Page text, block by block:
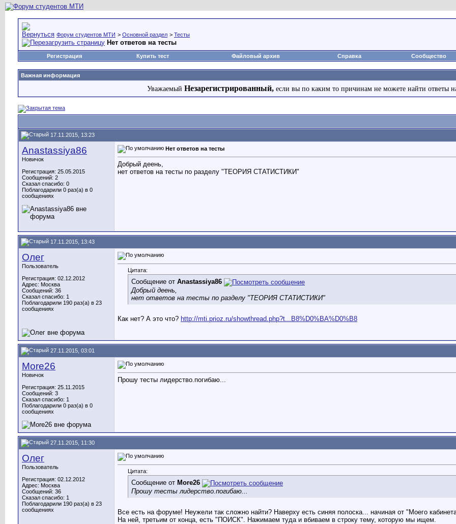
Форум студентов МТИ > Основной раздел > Тесты
Нет ответов на тесты
Регистрация Купить тест Файловый архив Справка Сообщество
Важная информация
Уважаемый Незарегистрированный, если вы по каким то причинам не можете найти ответы
17.11.2015, 13:23
Anastassiya86
Новичок
Регистрация: 25.05.2015
Сообщений: 2
Сказал спасибо: 0
Поблагодарили 0 раз(а) в 0
сообщениях
Нет ответов на тесты
Добрый деень,
нет ответов на тесты по разделу "ТЕОРИЯ СТАТИСТИКИ"
17.11.2015, 13:43
Олег
Пользователь
Регистрация: 02.12.2012
Адрес: Москва
Сообщений: 36
Сказал спасибо: 1
Поблагодарили 190 раз(а) в 23
сообщениях
Цитата:
Сообщение от Anastassiya86
Добрый деень,
нет ответов на тесты по разделу "ТЕОРИЯ СТАТИСТИКИ"
Как нет? А это что? http://mti.prioz.ru/showthread.php?t...B8%D0%BA%D0%B8
27.11.2015, 03:01
More26
Новичок
Регистрация: 25.11.2015
Сообщений: 3
Сказал спасибо: 1
Поблагодарили 0 раз(а) в 0
сообщениях
Прошу тесты лидерство.погибаю...
27.11.2015, 11:30
Олег
Пользователь
Регистрация: 02.12.2012
Адрес: Москва
Сообщений: 36
Сказал спасибо: 1
Поблагодарили 190 раз(а) в 23
сообщениях
Цитата:
Сообщение от More26
Прошу тесты лидерство.погибаю...
Все есть на форуме! Неужели так сложно найти? Наверху есть синяя полоска... начиная от "Моего
На ней, третьим от конца, есть "ПОИСК". Нажимаем туда и вбиваем в строку тему, которую мы ищем.